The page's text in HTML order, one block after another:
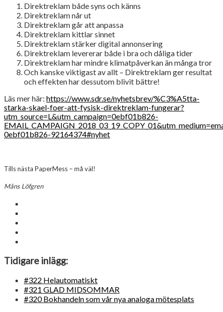
Direktreklam både syns och känns
Direktreklam når ut
Direktreklam går att anpassa
Direktreklam kittlar sinnet
Direktreklam stärker digital annonsering
Direktreklam levererar både i bra och dåliga tider
Direktreklam har mindre klimatpåverkan än många tror
Och kanske viktigast av allt – Direktreklam ger resultat
och effekten har dessutom blivit bättre!
Läs mer här: https://www.sdr.se/nyhetsbrev/%C3%A5tta-
starka-skael-foer-att-fysisk-direktreklam-fungerar?
utm_source=L&utm_campaign=0ebf01b826-
0ebf01b826-92164374#nyhet
Tills nästa PaperMess – må väl!
Måns Löfgren
Tidigare inlägg:
#322 Helautomatiskt
#321 GLAD MIDSOMMAR
#320 Bokhandeln som vår nya analoga mötesplats